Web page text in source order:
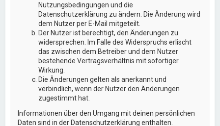
Nutzungsbedingungen und die
Datenschutzerklärung zu ändern. Die Änderung wird
dem Nutzer per E-Mail mitgeteilt.
Der Nutzer ist berechtigt, den Änderungen zu
widersprechen. Im Falle des Widerspruchs erlischt
das zwischen dem Betreiber und dem Nutzer
bestehende Vertragsverhältnis mit sofortiger
Wirkung.
Die Änderungen gelten als anerkannt und
verbindlich, wenn der Nutzer den Änderungen
zugestimmt hat.
Informationen über den Umgang mit deinen persönlichen
Daten sind in der Datenschutzerklärung enthalten.